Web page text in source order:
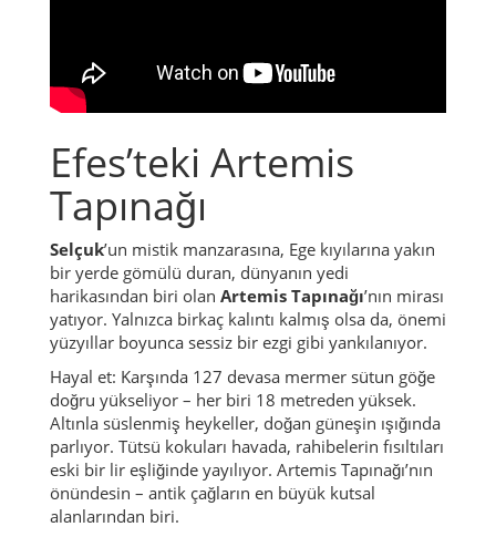
Efes’teki Artemis
Tapınağı
Selçuk’un mistik manzarasına, Ege kıyılarına yakın
bir yerde gömülü duran, dünyanın yedi
harikasından biri olan Artemis Tapınağı’nın mirası
yatıyor. Yalnızca birkaç kalıntı kalmış olsa da, önemi
yüzyıllar boyunca sessiz bir ezgi gibi yankılanıyor.
Hayal et: Karşında 127 devasa mermer sütun göğe
doğru yükseliyor – her biri 18 metreden yüksek.
Altınla süslenmiş heykeller, doğan güneşin ışığında
parlıyor. Tütsü kokuları havada, rahibelerin fısıltıları
eski bir lir eşliğinde yayılıyor. Artemis Tapınağı’nın
önündesin – antik çağların en büyük kutsal
alanlarından biri.